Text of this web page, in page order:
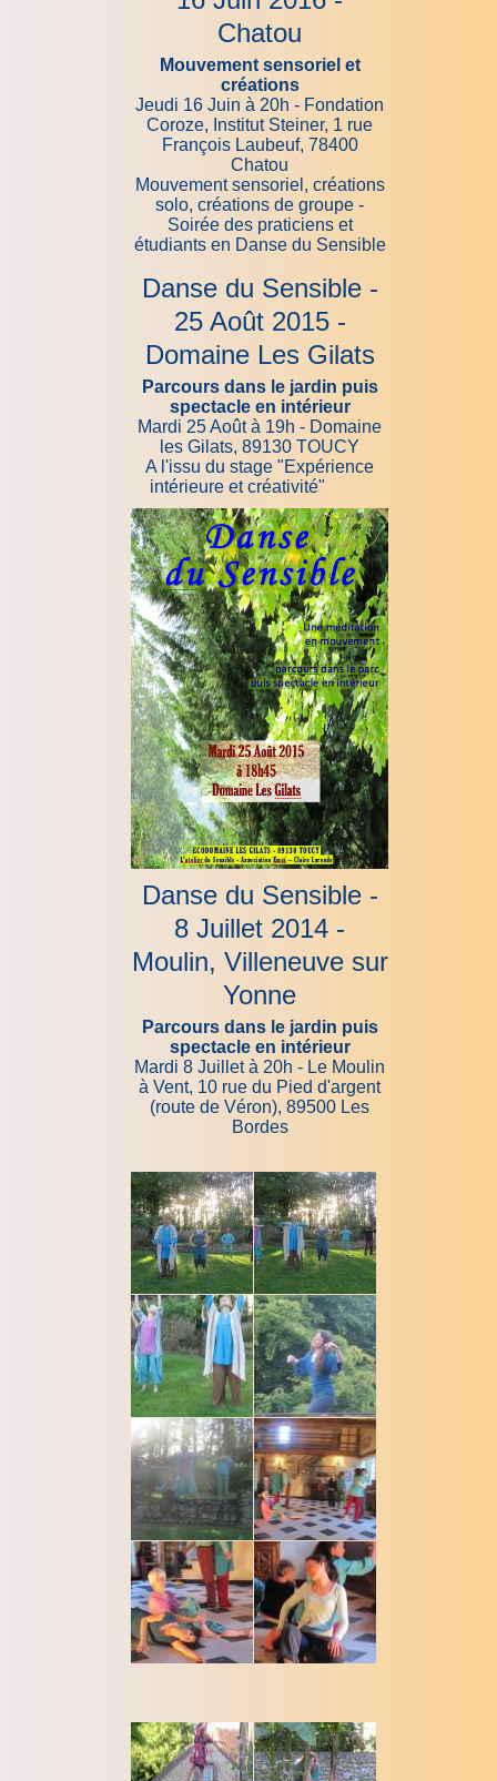
Chatou
Mouvement sensoriel et
créations
Jeudi 16 Juin à 20h - Fondation
Coroze, Institut Steiner, 1 rue
François Laubeuf, 78400
Chatou
Mouvement sensoriel, créations
solo, créations de groupe -
Soirée des praticiens et
étudiants en Danse du Sensible
Danse du Sensible -
25 Août 2015 -
Domaine Les Gilats
Parcours dans le jardin puis
spectacle en intérieur
Mardi 25 Août à 19h - Domaine
les Gilats, 89130 TOUCY
A l'issu du stage "Expérience
intérieure et créativité"
Danse du Sensible -
8 Juillet 2014 -
Moulin, Villeneuve sur
Yonne
Parcours dans le jardin puis
spectacle en intérieur
Mardi 8 Juillet à 20h - Le Moulin
à Vent, 10 rue du Pied d'argent
(route de Véron), 89500 Les
Bordes